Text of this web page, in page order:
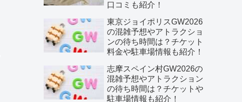
口コミも紹介！
東京ジョイポリスGW2026
の混雑予想やアトラクショ
ンの待ち時間は？チケット
料金や駐車場情報も紹介！
志摩スペイン村GW2026の
混雑予想やアトラクション
の待ち時間は？チケットや
駐車場情報も紹介！